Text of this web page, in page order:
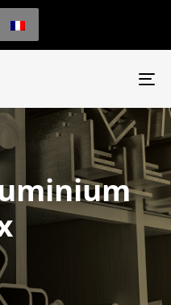
la